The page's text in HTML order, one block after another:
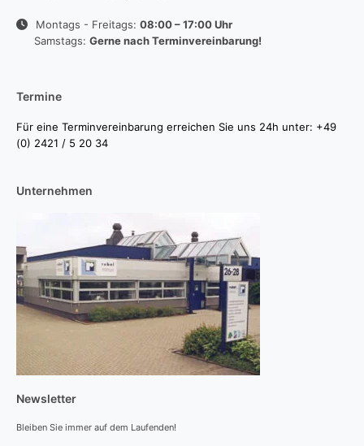
Montags - Freitags: 08:00 – 17:00 Uhr
Samstags: Gerne nach Terminvereinbarung!
Termine
Für eine Terminvereinbarung erreichen Sie uns 24h unter: +49
(0) 2421 / 5 20 34
Unternehmen
Newsletter
Bleiben Sie immer auf dem Laufenden!